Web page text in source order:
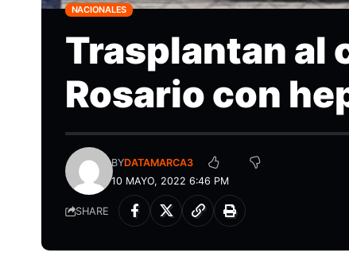
NACIONALES
Trasplantan al
Rosario con
10 MAYO, 2022 6:46 PM
BYDATAMARCA3
SHARE